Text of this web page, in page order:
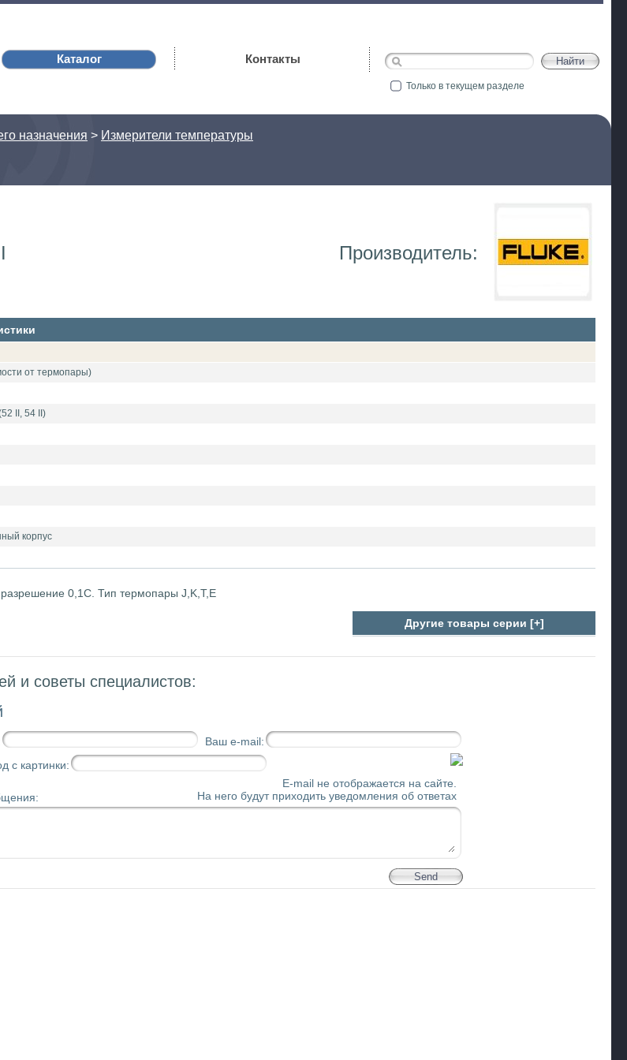
Каталог Контакты
Только в текущем разделе
назначения > Измерители температуры
Производитель:
от термопары)
II, 54 II)
корпус
0,1С. Тип термопары J,K,T,E
Другие товары серии [+]
и советы специалистов:
Ваш e-mail:
с картинки:
E-mail не отображается на сайте.
На него будут приходить уведомления об ответах